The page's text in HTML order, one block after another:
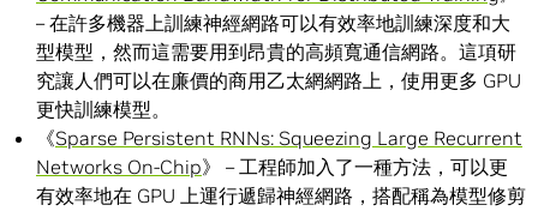
– 在許多機器上訓練神經網路可以有效率地訓練深度和大
型模型，然而這需要用到昂貴的高頻寬通信網路。這項研
究讓人們可以在廉價的商用乙太網網路上，使用更多 GPU
更快訓練模型。
《Sparse Persistent RNNs: Squeezing Large Recurrent
Networks On-Chip》 – 工程師加入了一種方法，可以更
有效率地在 GPU 上運行遞歸神經網路，搭配稱為模型修剪